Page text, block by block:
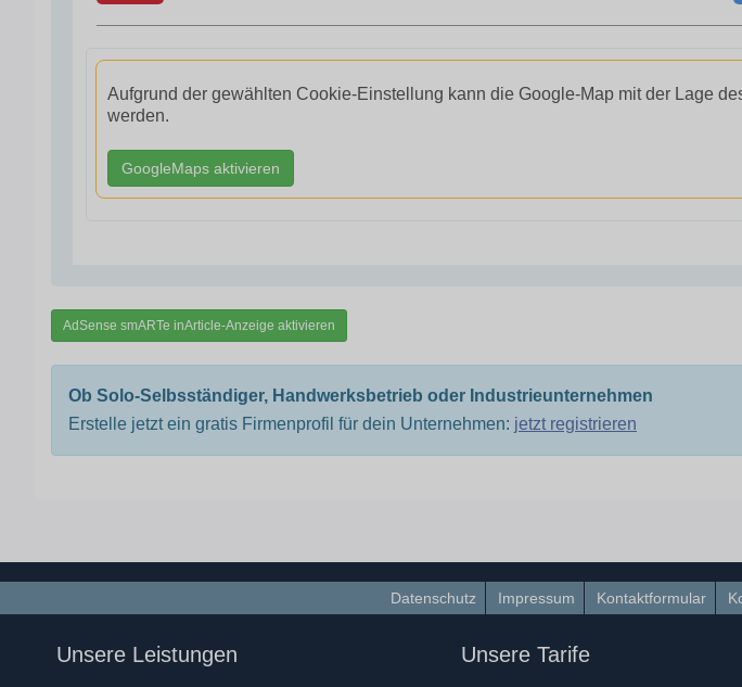
Aufgrund der gewählten Cookie-Einstellung kann die Google-Map mit der Lage
werden.
GoogleMaps aktivieren
AdSense smARTe inArticle-Anzeige aktivieren
Ob Solo-Selbsständiger, Handwerksbetrieb oder Industrieunternehmen
Erstelle jetzt ein gratis Firmenprofil für dein Unternehmen: jetzt registrieren
Datenschutz Impressum Kontaktformular
Unsere Leistungen Unsere Tarife